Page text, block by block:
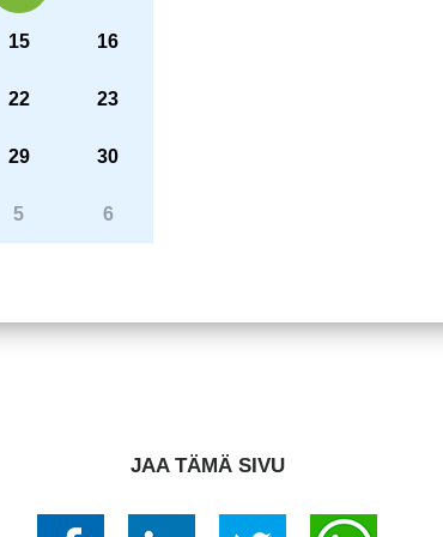
15 16
22 23
29 30
5 6
JAA TÄMÄ SIVU